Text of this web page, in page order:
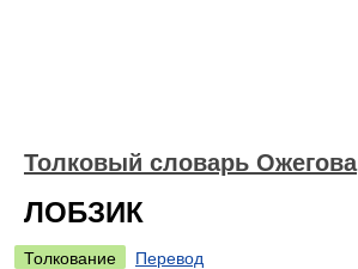
Толковый словарь Ожегова
ЛОБЗИК
Толкование
Перевод